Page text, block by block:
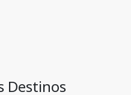
Destinos